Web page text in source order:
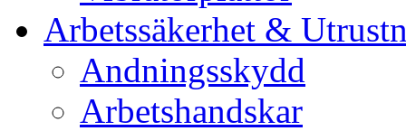
Arbetssäkerhet &
Andningsskydd
Arbetshandskar